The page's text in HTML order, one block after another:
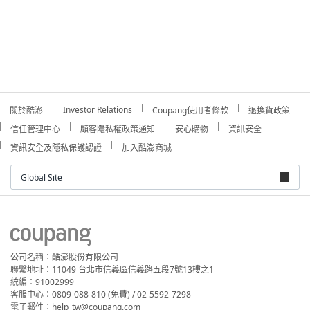
關於酷澎 Investor Relations Coupang使用者條款
退換貨政策
信任管理中心
顧客隱私權政策通知 安心購物
資訊安全
資訊安全及隱私保護認證
加入酷澎商城
Global Site
公司名稱：酷澎股份有限公司
聯繫地址：11049 台北市信義區信義路五段7號13樓之1
統編：91002999
客服中心：0809-088-810 (免費) / 02-5592-7298
電子郵件：help_tw@coupang.com